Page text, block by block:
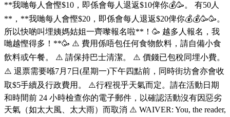
**我哋每人會慳$10，即係會每人退返$10俾你💰🥳。 有50人
**，**我哋每人會慳$20，即係會每人退返$20俾你💰💰🥳🥳。
所以快啲叫埋姨媽姑姐一齊嚟報名啦**！🥳 越多人報名，我
哋越慳得多！**🥳 ⚠️ 費用係唔包任何食物飲料，請自備小食
飲料或午餐。 ⚠️ 請保持巴士清潔。 ⚠️ 價錢已包稅同埋小費。
⚠️ 退票需要喺7月7日(星期一)下午四點前，同時街坊會亦會收
取$5手續及行政費用。 ⚠️行程視乎天氣而定。請在活動日期
和時間前 24 小時檢查你的電子郵件，以確認活動沒有因惡劣
天氣（如太大風、太大雨）而取消 ⚠️ WAIVER: You, the reader,